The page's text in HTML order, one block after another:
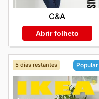
C&A
Abrir folheto
5 dias restantes Popular